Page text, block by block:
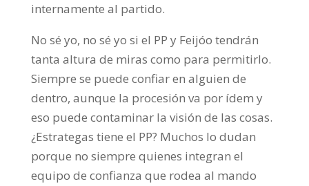
internamente al partido.
No sé yo, no sé yo si el PP y Feijóo tendrán
tanta altura de miras como para permitirlo.
Siempre se puede confiar en alguien de
dentro, aunque la procesión va por ídem y
eso puede contaminar la visión de las cosas.
¿Estrategas tiene el PP? Muchos lo dudan
porque no siempre quienes integran el
equipo de confianza que rodea al mando